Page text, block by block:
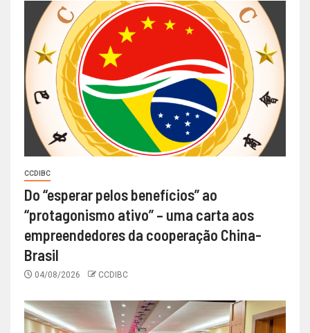
CCDIBC
Do “esperar pelos benefícios” ao
“protagonismo ativo” – uma carta aos
empreendedores da cooperação China-
Brasil
04/08/2026 CCDIBC